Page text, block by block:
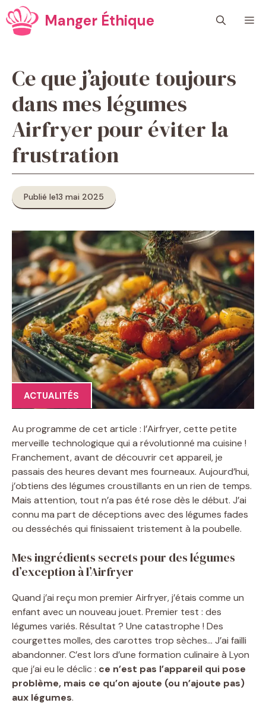
Aller
au
contenu
Manger Éthique
Ce que j’ajoute toujours
dans mes légumes
Airfryer pour éviter la
frustration
Publié le13 mai 2025
ACTUALITÉS
Au programme de cet article : l’Airfryer, cette petite
merveille technologique qui a révolutionné ma cuisine !
Franchement, avant de découvrir cet appareil, je
passais des heures devant mes fourneaux. Aujourd’hui,
j’obtiens des légumes croustillants en un rien de temps.
Mais attention, tout n’a pas été rose dès le début. J’ai
connu ma part de déceptions avec des légumes fades
ou desséchés qui finissaient tristement à la poubelle.
Mes ingrédients secrets pour des légumes
d’exception à l’Airfryer
Quand j’ai reçu mon premier Airfryer, j’étais comme un
enfant avec un nouveau jouet. Premier test : des
légumes variés. Résultat ? Une catastrophe ! Des
courgettes molles, des carottes trop sèches… J’ai failli
abandonner. C’est lors d’une formation culinaire à Lyon
que j’ai eu le déclic : ce n’est pas l’appareil qui pose
problème, mais ce qu’on ajoute (ou n’ajoute pas)
aux légumes.